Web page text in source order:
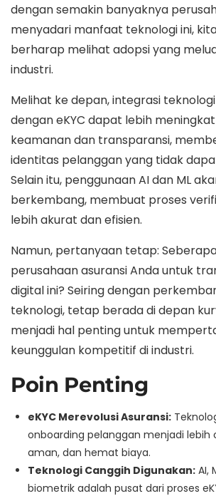
dengan semakin banyaknya
menyadari manfaat teknologi ini,
berharap melihat adopsi yang
industri.
Melihat ke depan, integrasi
dengan eKYC dapat lebih
keamanan dan transparansi,
identitas pelanggan yang tidak
Selain itu, penggunaan AI dan ML
berkembang, membuat proses
lebih akurat dan efisien.
Namun, pertanyaan tetap:
perusahaan asuransi Anda untuk
digital ini? Seiring dengan
teknologi, tetap berada di depan
menjadi hal penting untuk
keunggulan kompetitif di industri.
Poin Penting
eKYC Merevolusi Asuransi:
onboarding pelanggan menjadi lebih
aman, dan hemat biaya.
Teknologi Canggih Digunakan: AI,
biometrik adalah pusat dari proses